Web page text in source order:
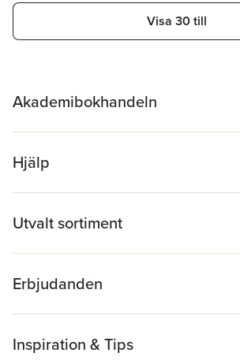
Visa 30 till
Akademibokhandeln
Hjälp
Utvalt sortiment
Erbjudanden
Inspiration & Tips